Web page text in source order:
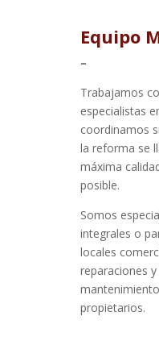
Equipo
–
Trabajamos
especialistas
coordinamos
la reforma se
máxima
posible.
Somos
integrales o
locales
reparaciones
propietarios.